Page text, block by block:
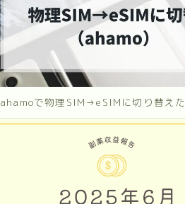
ahamoで物理SIM→eSIMに切り替えた